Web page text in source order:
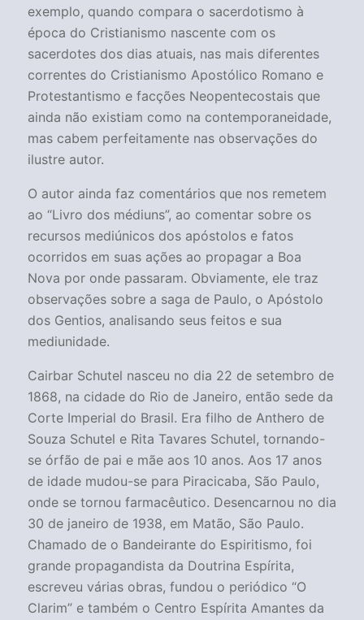
exemplo, quando compara o sacerdotismo à
época do Cristianismo nascente com os
sacerdotes dos dias atuais, nas mais diferentes
correntes do Cristianismo Apostólico Romano e
Protestantismo e facções Neopentecostais que
ainda não existiam como na contemporaneidade,
mas cabem perfeitamente nas observações do
ilustre autor.
O autor ainda faz comentários que nos remetem
ao “Livro dos médiuns”, ao comentar sobre os
recursos mediúnicos dos apóstolos e fatos
ocorridos em suas ações ao propagar a Boa
Nova por onde passaram. Obviamente, ele traz
observações sobre a saga de Paulo, o Apóstolo
dos Gentios, analisando seus feitos e sua
mediunidade.
Cairbar Schutel nasceu no dia 22 de setembro de
1868, na cidade do Rio de Janeiro, então sede da
Corte Imperial do Brasil. Era filho de Anthero de
Souza Schutel e Rita Tavares Schutel, tornando-
se órfão de pai e mãe aos 10 anos. Aos 17 anos
de idade mudou-se para Piracicaba, São Paulo,
onde se tornou farmacêutico. Desencarnou no dia
30 de janeiro de 1938, em Matão, São Paulo.
Chamado de o Bandeirante do Espiritismo, foi
grande propagandista da Doutrina Espírita,
escreveu várias obras, fundou o periódico “O
Clarim” e também o Centro Espírita Amantes da